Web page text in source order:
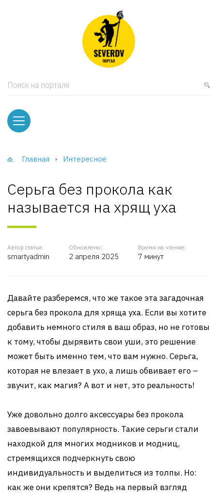
Поиск на портале
Главная Интересное
Серьга без прокола как
называется на хрящ уха
Автор статьи:
smartyadmin
Обновлено:
2 апреля 2025
Время на чтение:
7 минут
Давайте разберемся, что же такое эта загадочная
серьга без прокола для хряща уха. Если вы хотите
добавить немного стиля в ваш образ, но не готовы
к тому, чтобы дырявить свои уши, это решение
может быть именно тем, что вам нужно. Серьга,
которая не влезает в ухо, а лишь обвивает его –
звучит, как магия? А вот и нет, это реальность!
Уже довольно долго аксессуары без прокола
завоевывают популярность. Такие серьги стали
находкой для многих модников и модниц,
стремящихся подчеркнуть свою
индивидуальность и выделиться из толпы. Но:
как же они крепятся? Ведь на первый взгляд
и тумбы
и Шкафы-Купе